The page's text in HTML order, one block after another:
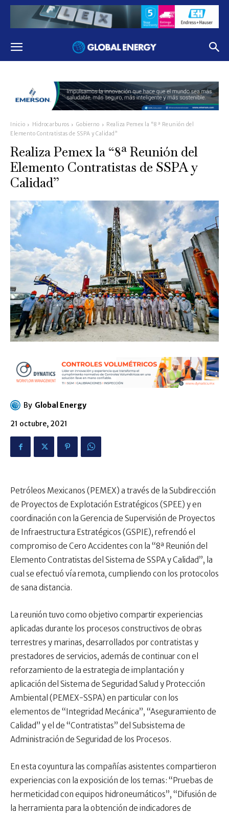
Inicio Hidrocarburos Gobierno
Realiza Pemex la “8ª Reunión del
Elemento Contratistas de SSPA y Calidad”
Realiza Pemex la “8ª Reunión del
Elemento Contratistas de SSPA y
Calidad”
By Global Energy
21 octubre, 2021
Petróleos Mexicanos (PEMEX) a través de la Subdirección
de Proyectos de Explotación Estratégicos (SPEE) y en
coordinación con la Gerencia de Supervisión de Proyectos
de Infraestructura Estratégicos (GSPIE), refrendó el
compromiso de Cero Accidentes con la “8ª Reunión del
Elemento Contratistas del Sistema de SSPA y Calidad”, la
cual se efectuó vía remota, cumpliendo con los protocolos
de sana distancia.
La reunión tuvo como objetivo compartir experiencias
aplicadas durante los procesos constructivos de obras
terrestres y marinas, desarrollados por contratistas y
prestadores de servicios, además de continuar con el
reforzamiento de la estrategia de implantación y
aplicación del Sistema de Seguridad Salud y Protección
Ambiental (PEMEX-SSPA) en particular con los
elementos de “Integridad Mecánica”, “Aseguramiento de
Calidad” y el de “Contratistas” del Subsistema de
Administración de Seguridad de los Procesos.
En esta coyuntura las compañías asistentes compartieron
experiencias con la exposición de los temas: “Pruebas de
hermeticidad con equipos hidroneumáticos”, “Difusión de
la herramienta para la obtención de indicadores de